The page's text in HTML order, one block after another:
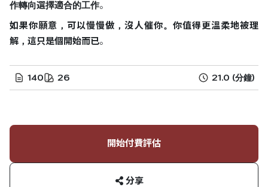
作轉向選擇適合的工作。
如果你願意，可以慢慢做，沒人催你。你值得更溫柔地被理
解，這只是個開始而已。
140 26 21.0 (分鐘)
開始付費評估
分享